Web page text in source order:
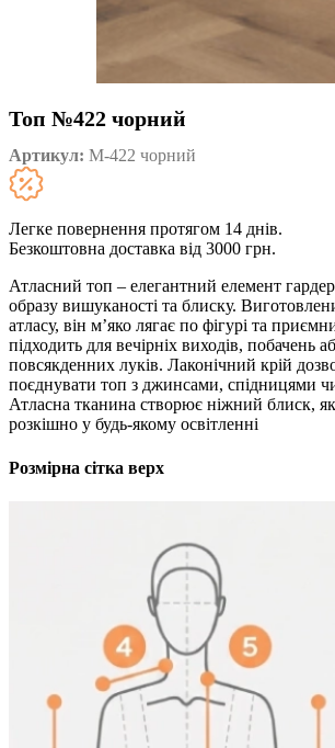
Топ №422 чорний
Артикул: М-422 чорний
Легке повернення протягом 14 днів.
Безкоштовна доставка від 3000 грн.
Атласний топ – елегантний елемент
образу вишуканості та блиску.
атласу, він м’яко лягає по фігурі та
підходить для вечірніх виходів, побачень
повсякденних луків. Лаконічний крій
поєднувати топ з джинсами, спідницями
Атласна тканина створює ніжний блиск,
розкішно у будь-якому освітленні
Розмірна сітка верх